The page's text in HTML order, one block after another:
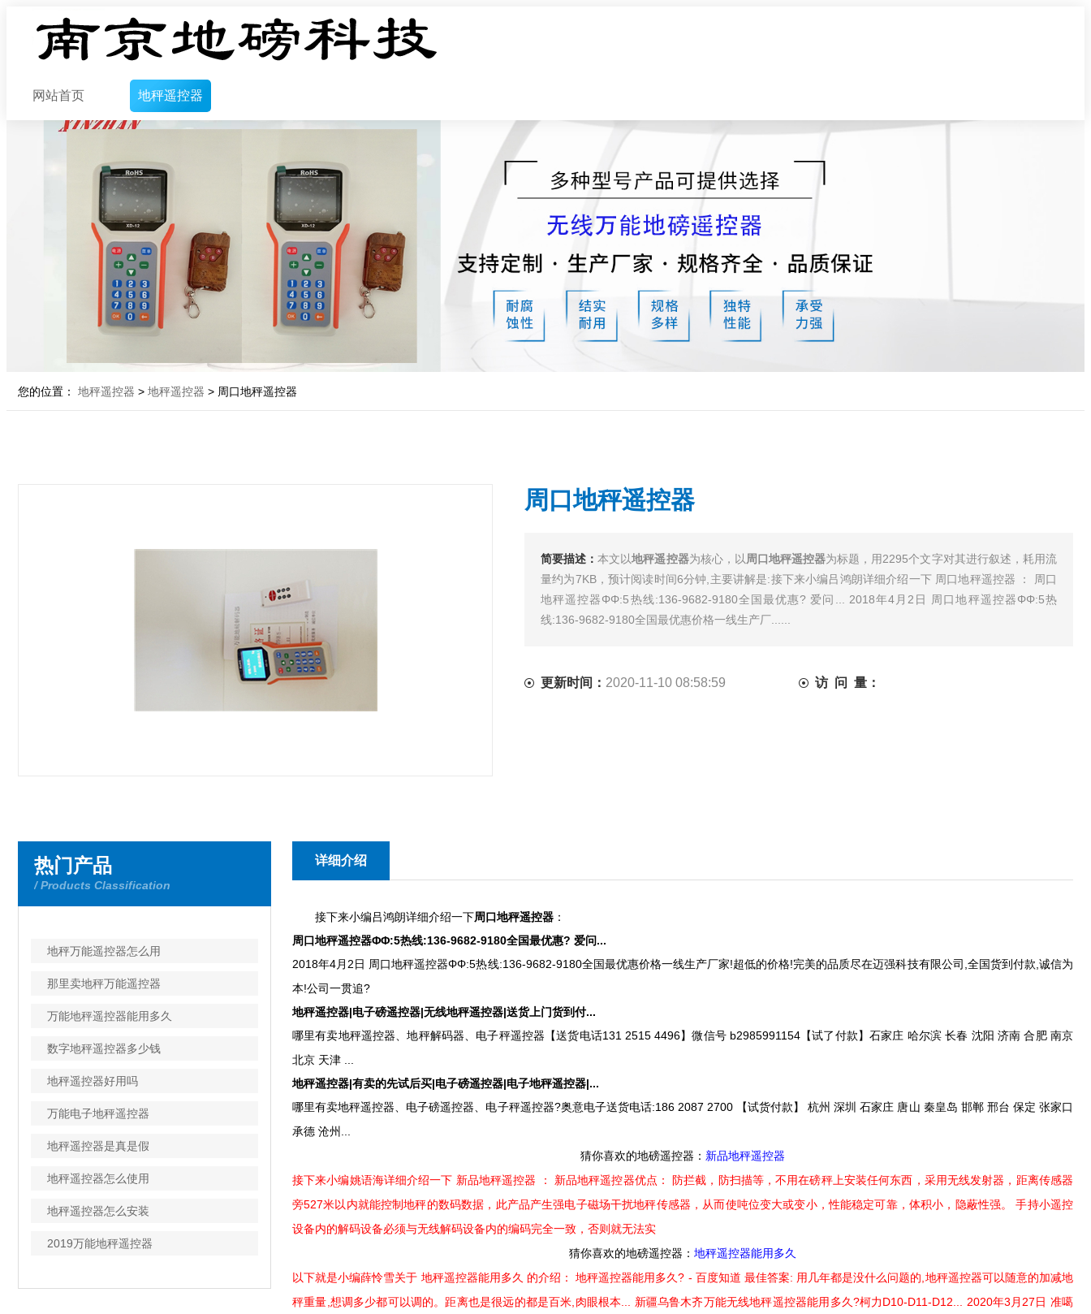
网站首页 地秤遥控器
您的位置： 地秤遥控器 > 地秤遥控器 > 周口地秤遥控器
周口地秤遥控器
简要描述：本文以地秤遥控器为核心，以 周口地秤遥控器为标题，用2295个文字对其进行叙述，耗用流
量约为7KB，预计阅读时间6分钟,主要讲解是:接下来小编吕鸿朗详细介绍一下 周口地秤遥控器 ： 周口
地秤遥控器ΦΦ:5热线:136-9682-9180全国最优惠? 爱问... 2018年4月2日 周口地秤遥控器ΦΦ:5热
线:136-9682-9180全国最优惠价格一线生产厂......
更新时间： 2020-11-10 08:58:59 访 问 量：
热门产品
/ Products Classification
地秤万能遥控器怎么用
那里卖地秤万能遥控器
万能地秤遥控器能用多久
数字地秤遥控器多少钱
地秤遥控器好用吗
万能电子地秤遥控器
地秤遥控器是真是假
地秤遥控器怎么使用
地秤遥控器怎么安装
2019万能地秤遥控器
详细介绍
接下来小编吕鸿朗详细介绍一下周口地秤遥控器 ：
周口地秤遥控器ΦΦ:5热线:136-9682-9180全国最优惠? 爱问...
2018年4月2日 周口地秤遥控器ΦΦ:5热线:136-9682-9180全国最优惠价格一线生产厂家!超低的价格!完美的品质尽在迈强科技有限公司,全国货到付款,诚信为
本!公司一贯追?
地秤遥控器|电子磅遥控器|无线地秤遥控器|送货上门货到付...
哪里有卖地秤遥控器、地秤解码器、电子秤遥控器【送货电话131 2515 4496】微信号 b2985991154【试了付款】石家庄 哈尔滨 长春 沈阳 济南 合肥 南京
北京 天津 ...
地秤遥控器|有卖的先试后买|电子磅遥控器|电子地秤遥控器|...
哪里有卖地秤遥控器、电子磅遥控器、电子秤遥控器?奥意电子送货电话:186 2087 2700 【试货付款】 杭州 深圳 石家庄 唐山 秦皇岛 邯郸 邢台 保定 张家口
承德 沧州...
猜你喜欢的地磅遥控器： 新品地秤遥控器
接下来小编姚语海详细介绍一下 新品地秤遥控器 ： 新品地秤遥控器优点： 防拦截，防扫描等，不用在磅秤上安装任何东西，采用无线发射器，距离传感器
旁527米以内就能控制地秤的数码数据，此产品产生强电子磁场干扰地秤传感器，从而使吨位变大或变小，性能稳定可靠，体积小，隐蔽性强。 手持小遥控
设备内的解码设备必须与无线解码设备内的编码完全一致，否则就无法实
猜你喜欢的地磅遥控器： 地秤遥控器能用多久
以下就是小编薛怜雪关于 地秤遥控器能用多久 的介绍： 地秤遥控器能用多久? - 百度知道 最佳答案: 用几年都是没什么问题的,地秤遥控器可以随意的加减地
秤重量,想调多少都可以调的。距离也是很远的都是百米,肉眼根本... 新疆乌鲁木齐万能无线地秤遥控器能用多久?柯力D10-D11-D12... 2020年3月27日 准噶